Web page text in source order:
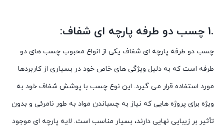
.1 چسب دو طرفه پارچه ای شفاف:
چسب دو طرفه پارچه ای شفاف یکی از انواع محبوب چسب های دو
طرفه است که به دلیل ویژگی های خاص خود در بسیاری از کاربردها
مورد استفاده قرار می گیرد. این نوع چسب با پوشش شفاف خود به
ویژه برای پروژه هایی که نیاز به چسباندن مواد به طور نامرئی و بدون
تأثیر بر زیبایی نهایی دارند، بسیار مناسب است. لایه پارچه ای موجود